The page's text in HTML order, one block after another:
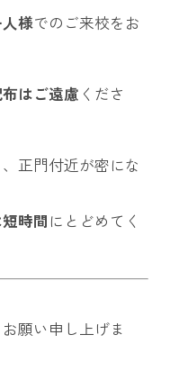
様でのご来校をお
はご遠慮 くださ
正門付近が密にな
時間 にとどめてく
願い申し上げま